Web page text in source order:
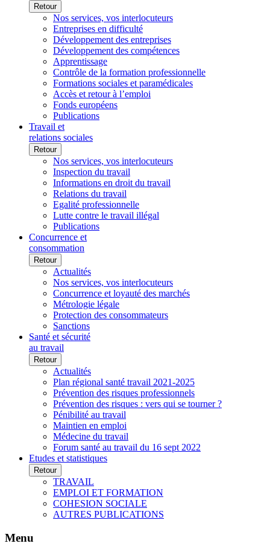
Retour
Nos services, vos interlocuteurs
Entreprises en difficulté
Développement des entreprises
Développement des compétences
Apprentissage
Contrôle de la formation professionnelle
Formations sociales et paramédicales
Accès et retour à l’emploi
Fonds européens
Publications
Travail et
relations sociales
Retour
Nos services, vos interlocuteurs
Inspection du travail
Informations en droit du travail
Relations du travail
Egalité professionnelle
Lutte contre le travail illégal
Publications
Concurrence et
consommation
Retour
Actualités
Nos services, vos interlocuteurs
Concurrence et loyauté des marchés
Métrologie légale
Protection des consommateurs
Sanctions
Santé et sécurité
au travail
Retour
Actualités
Plan régional santé travail 2021-2025
Prévention des risques professionnels
Prévention des risques : vers qui se tourner ?
Pénibilité au travail
Maintien en emploi
Médecine du travail
Forum santé au travail du 16 sept 2022
Etudes et statistiques
Retour
TRAVAIL
EMPLOI ET FORMATION
COHESION SOCIALE
AUTRES PUBLICATIONS
Menu